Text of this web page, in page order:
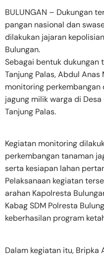
BULUNGAN – Dukungan
pangan nasional dan
dilakukan jajaran
Bulungan.
Sebagai bentuk dukungan
Tanjung Palas, Abdul
monitoring
jagung milik warga di
Tanjung Palas.
Kegiatan monitoring
perkembangan tanaman
serta kesiapan lahan
Pelaksanaan kegiatan
arahan Kapolresta
Kabag SDM Polresta
keberhasilan program
Dalam kegiatan itu, Bripka